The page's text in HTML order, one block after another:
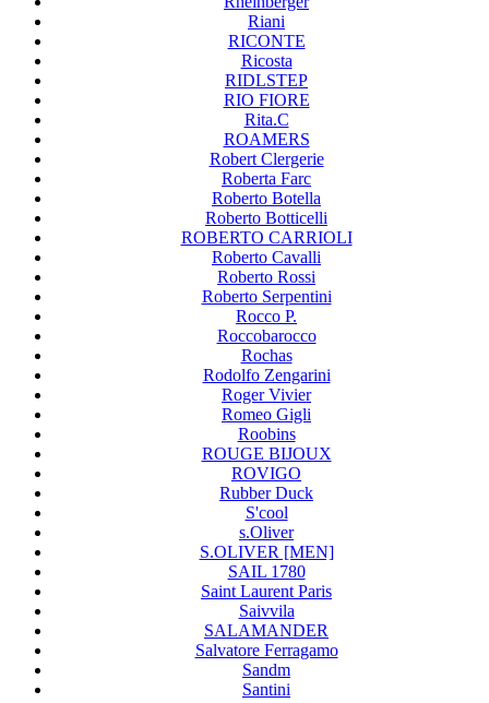
Riani
RICONTE
Ricosta
RIDLSTEP
RIO FIORE
Rita.C
ROAMERS
Robert Clergerie
Roberta Farc
Roberto Botella
Roberto Botticelli
ROBERTO CARRIOLI
Roberto Cavalli
Roberto Rossi
Roberto Serpentini
Rocco P.
Roccobarocco
Rochas
Rodolfo Zengarini
Roger Vivier
Romeo Gigli
Roobins
ROUGE BIJOUX
ROVIGO
Rubber Duck
S'cool
s.Oliver
S.OLIVER [MEN]
SAIL 1780
Saint Laurent Paris
Saivvila
SALAMANDER
Salvatore Ferragamo
Sandm
Santini